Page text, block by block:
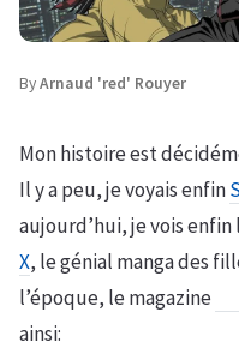
ByArnaud 'red' Rouyer
Mon histoire est
Il y a peu, je voyais enfin
aujourd’hui, je vois
X, le génial manga des
l’époque, le magazine
ainsi: